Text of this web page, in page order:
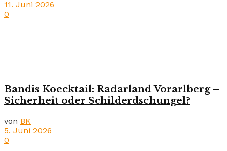
11. Juni 2026
0
Bandis Koecktail: Radarland Vorarlberg –
Sicherheit oder Schilderdschungel?
von BK
5. Juni 2026
0